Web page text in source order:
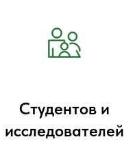
Студентов и
исследователей